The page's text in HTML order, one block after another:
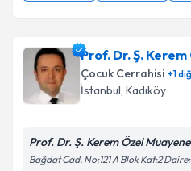
Prof. Dr. Ş.
Çocuk Cerrahisi +1
İstanbul, Kadıköy
Prof. Dr. Ş. Kerem Özel
Bağdat Cad. No:121 A Blok Kat:2